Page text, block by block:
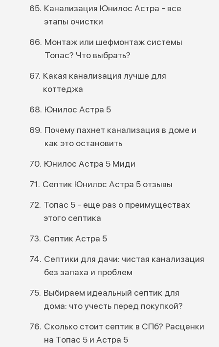
Канализация Юнилос Астра - все
этапы очистки
Монтаж или шефмонтаж системы
Топас? Что выбрать?
Какая канализация лучше для
коттеджа
Юнилос Астра 5
Почему пахнет канализация в доме и
как это остановить
Юнилос Астра 5 Миди
Септик Юнилос Астра 5 отзывы
Топас 5 - еще раз о преимуществах
этого септика
Септик Астра 5
Септики для дачи: чистая канализация
без запаха и проблем
Выбираем идеальный септик для
дома: что учесть перед покупкой?
Сколько стоит септик в СПб? Расценки
на Топас 5 и Астра 5